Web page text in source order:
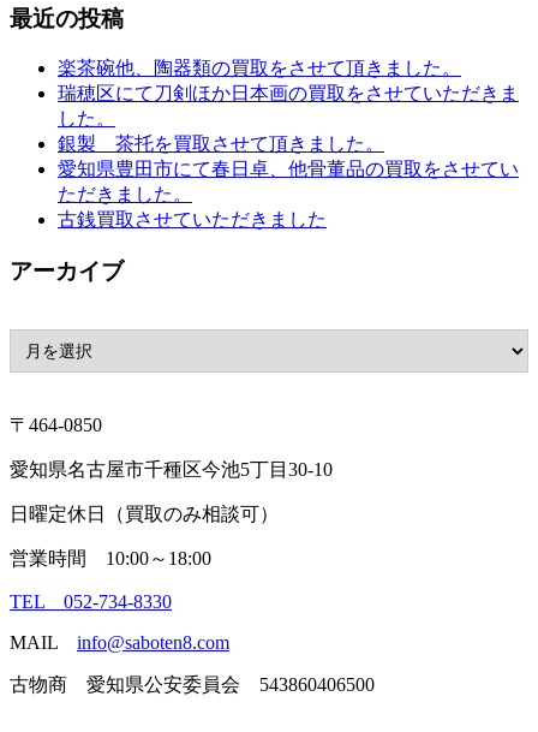
最近の投稿
楽茶碗他、陶器類の買取をさせて頂きました。
瑞穂区にて刀剣ほか日本画の買取をさせていただきま
した。
銀製 茶托を買取させて頂きました。
愛知県豊田市にて春日卓、他骨董品の買取をさせてい
ただきました。
古銭買取させていただきました
アーカイブ
〒464-0850
愛知県名古屋市千種区今池5丁目30-10
日曜定休日（買取のみ相談可）
営業時間 10:00～18:00
TEL 052-734-8330
MAIL info@saboten8.com
古物商 愛知県公安委員会 543860406500